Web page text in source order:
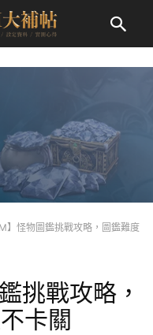
M】怪物圖鑑挑戰攻略，圖鑑難度
挑戰攻略，
卡關